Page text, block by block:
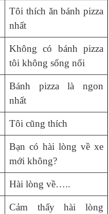
Tôi thích ăn bánh pizza
nhất
Không có bánh pizza
tôi không sống nổi
Bánh pizza là ngon
nhất
Tôi cũng thích
Bạn có hài lòng về xe
mới không?
Hài lòng về…..
Cảm thấy hài lòng